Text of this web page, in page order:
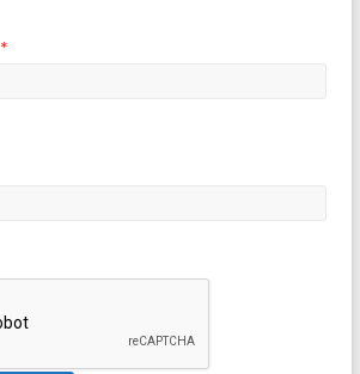
*